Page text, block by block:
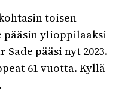
toisen
pääsin ylioppilaaksi
pääsi nyt 2023.
61 vuotta. Kyllä